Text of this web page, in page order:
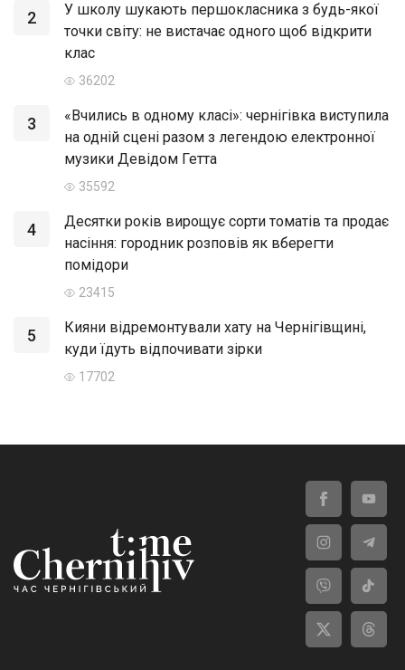
2
У школу шукають першокласника з будь-якої
точки світу: не вистачає одного щоб відкрити
клас
36202
3
«Вчились в одному класі»: чернігівка виступила
на одній сцені разом з легендою електронної
музики Девідом Гетта
35592
4
Десятки років вирощує сорти томатів та продає
насіння: городник розповів як вберегти
помідори
23415
5
Кияни відремонтували хату на Чернігівщині,
куди їдуть відпочивати зірки
17702